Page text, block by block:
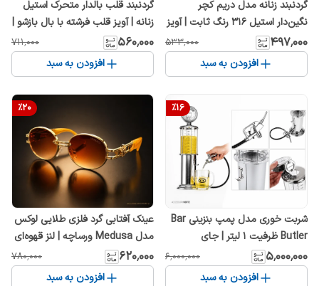
گردنبند زنانه مدل دریم کچر
نگین‌دار استیل 316 رنگ ثابت | آویز
ظریف دخترانه
۴۹۷٬۰۰۰ ۵۳۳٬۰۰۰
افزودن به سبد
گردنبند قلب بالدار متحرک استیل
زنانه | آویز قلب فرشته با بال بازشو |
رنگ نقره‌ای صورتی
۵۶۰٬۰۰۰ ۷۱۱٬۰۰۰
افزودن به سبد
%16
شربت خوری مدل پمپ بنزینی Bar
Butler ظرفیت ۱ لیتر | جای
نوشیدنی فانتزی و رومیزی
۵٬۰۰۰٬۰۰۰ ۶٬۰۰۰٬۰۰۰
افزودن به سبد
%20
عینک آفتابی گرد فلزی طلایی لوکس
مدل Medusa ورساچه | لنز قهوه‌ای
گرادینت یونیسکس
۶۲۰٬۰۰۰ ۷۸۰٬۰۰۰
افزودن به سبد